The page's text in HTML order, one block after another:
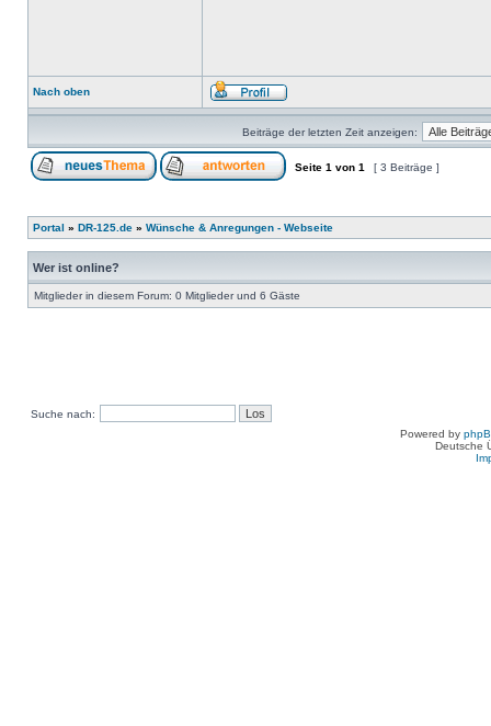
Nach oben
Beiträge der letzten Zeit anzeigen:
Seite 1 von 1 [ 3 Beiträge ]
Portal » DR-125.de » Wünsche & Anregungen - Webseite
Wer ist online?
Mitglieder in diesem Forum: 0 Mitglieder und 6 Gäste
Suche nach:
Powered by
Deutsche